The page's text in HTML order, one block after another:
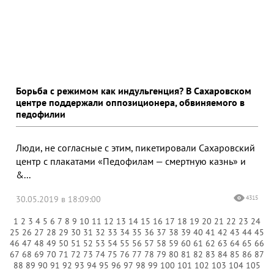
Борьба с режимом как индульгенция? В Сахаровском
центре поддержали оппозиционера, обвиняемого в
педофилии
Люди, не согласные с этим, пикетировали Сахаровский
центр с плакатами «Педофилам — смертную казнь» и
&...
30.05.2019 в 18:09:00 4315
1 2 3 4 5 6 7 8 9 10 11 12 13 14 15 16 17 18 19 20 21 22 23 24
25 26 27 28 29 30 31 32 33 34 35 36 37 38 39 40 41 42 43 44 45
46 47 48 49 50 51 52 53 54 55 56 57 58 59 60 61 62 63 64 65 66
67 68 69 70 71 72 73 74 75 76 77 78 79 80 81 82 83 84 85 86 87
88 89 90 91 92 93 94 95 96 97 98 99 100 101 102 103 104 105